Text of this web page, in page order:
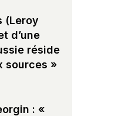
(Leroy
d’une
réside
sources »
: «